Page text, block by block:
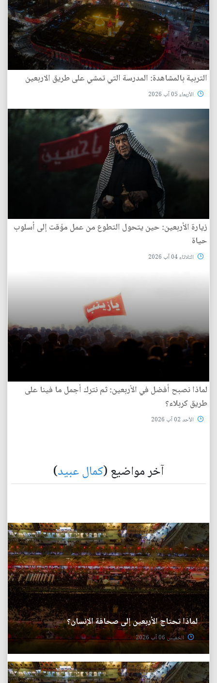
التربية بالمشاهدة: المدرسة التي تمشي على طريق الاربعين
الأربعاء 05 آب 2026
زيارة الأربعين: حين يتحول التطوع من عمل مؤقت إلى أسلوب
حياة
الثلاثاء 04 آب 2026
لماذا نصبح أفضل في الأربعين: ثم نترك أجمل ما فينا على
طريق كربلاء؟
الأحد 02 آب 2026
آخر مواضيع (كمال عبيد)
لماذا تحتاج الأربعين إلى صحافة الإنسان؟
الخميس 06 آب 2026